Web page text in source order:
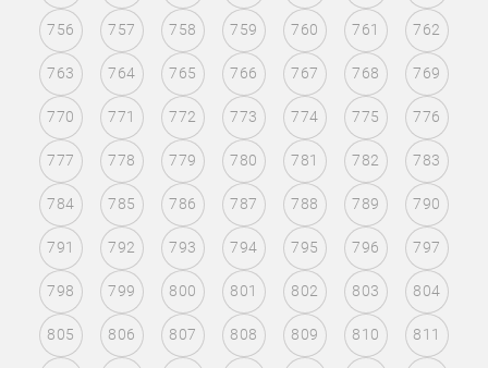
756 757 758 759 760 761 762
763 764 765 766 767 768 769
770 771 772 773 774 775 776
777 778 779 780 781 782 783
784 785 786 787 788 789 790
791 792 793 794 795 796 797
798 799 800 801 802 803 804
805 806 807 808 809 810 811